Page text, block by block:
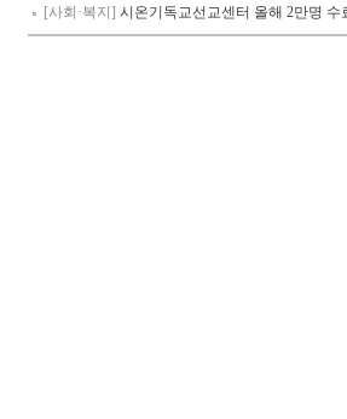
[사회·복지] 시온기독교선교센터 올해 2만명 수